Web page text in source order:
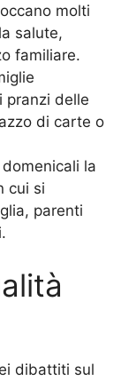
molti
salute,
familiare.
pranzi delle
di carte o
la
cui si
parenti
dibattiti sul